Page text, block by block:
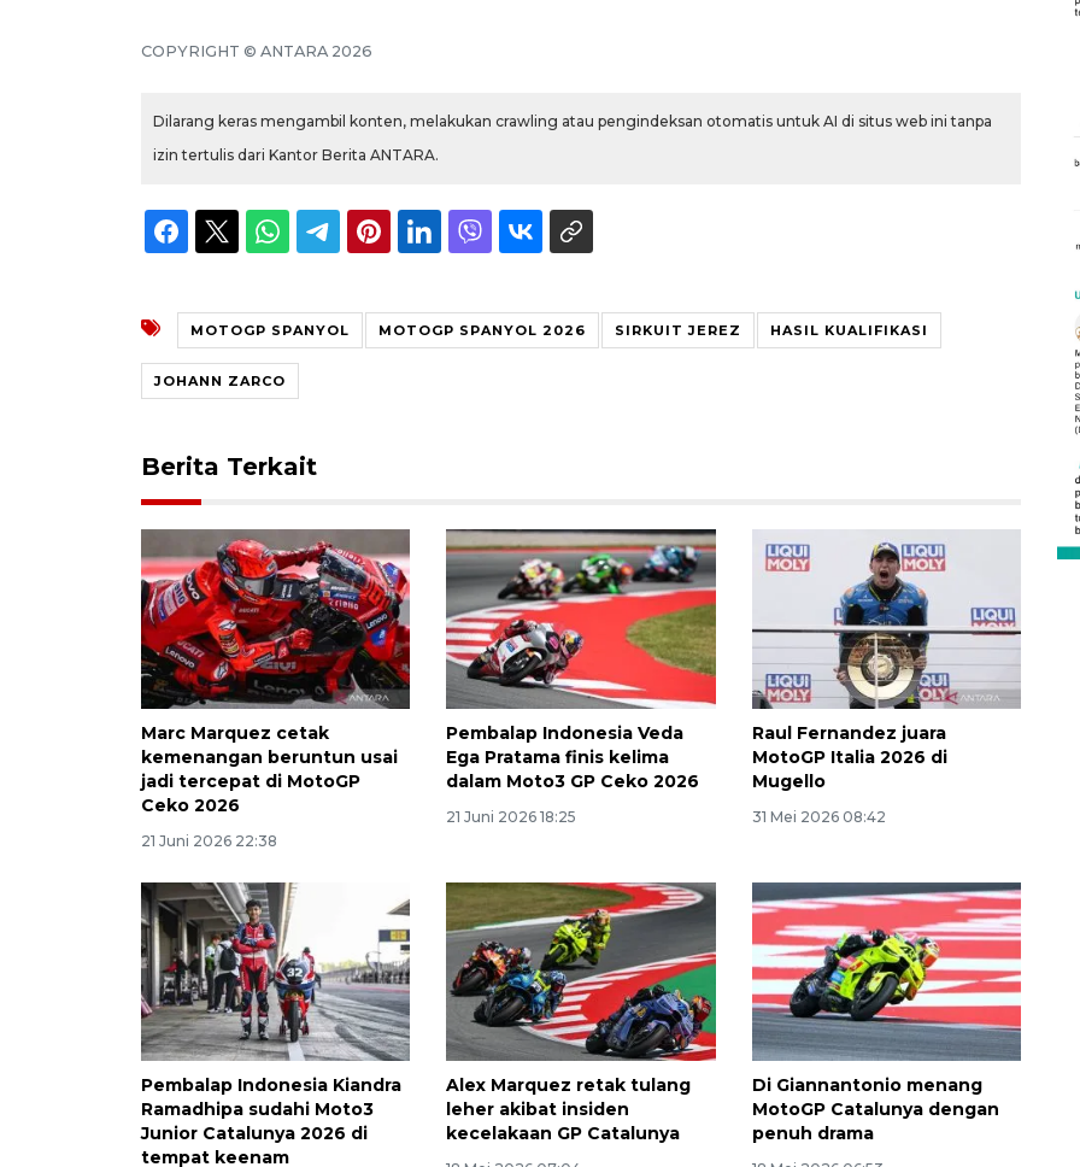
COPYRIGHT © ANTARA 2026
Dilarang keras mengambil konten, melakukan crawling atau pengindeksan otomatis untuk AI di situs web ini tanpa
izin tertulis dari Kantor Berita ANTARA.
MOTOGP SPANYOL MOTOGP SPANYOL 2026 SIRKUIT JEREZ HASIL KUALIFIKASI
JOHANN ZARCO
Berita Terkait
Marc Marquez cetak
kemenangan beruntun usai
jadi tercepat di MotoGP
Ceko 2026
21 Juni 2026 22:38
Pembalap Indonesia Veda
Ega Pratama finis kelima
dalam Moto3 GP Ceko 2026
21 Juni 2026 18:25
Raul Fernandez juara
MotoGP Italia 2026 di
Mugello
31 Mei 2026 08:42
Pembalap Indonesia Kiandra
Ramadhipa sudahi Moto3
Junior Catalunya 2026 di
tempat keenam
Alex Marquez retak tulang
leher akibat insiden
kecelakaan GP Catalunya
Di Giannantonio menang
MotoGP Catalunya dengan
penuh drama
2026-08-06 06:30:00